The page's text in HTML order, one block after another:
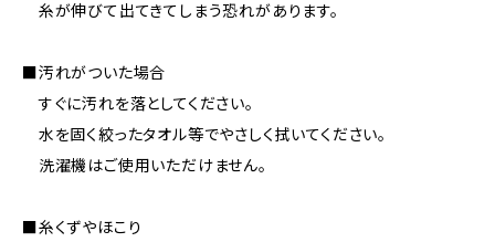
糸が伸びて出てきてしまう恐れがあります。
■汚れがついた場合
すぐに汚れを落としてください。
水を固く絞ったタオル等でやさしく拭いてください。
洗濯機はご使用いただけません。
■糸くずやほこり